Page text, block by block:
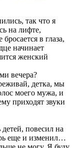
так что я
на лифте,
в глаза,
начинает
женский
вечера?
детка, мы
моего мужа, и
приходят звуки
повесил на
еще и изменил…